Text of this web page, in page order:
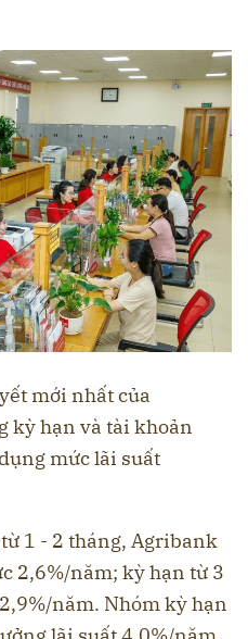
mới nhất của
kỳ hạn và tài khoản
mức lãi suất
1 - 2 tháng, Agribank
2,6%/năm; kỳ hạn từ 3
năm. Nhóm kỳ hạn